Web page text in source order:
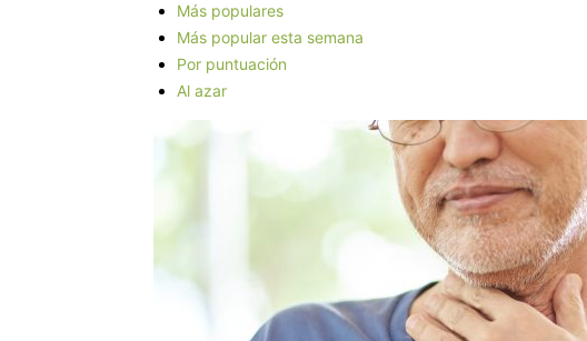
Más populares
Más popular esta semana
Por puntuación
Al azar